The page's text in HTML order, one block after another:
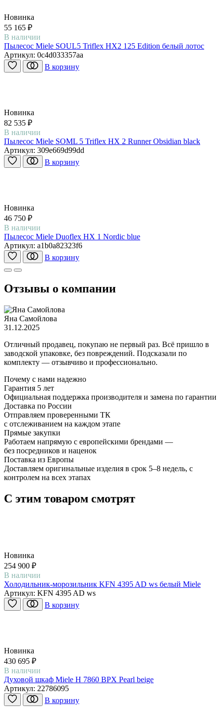
Новинка
55 165 ₽
В наличии
Пылесос Miele SOUL5 Triflex HX2 125 Edition белый лотос
Артикул: 0c4d033357aa
В корзину
Новинка
82 535 ₽
В наличии
Пылесос Miele SOML 5 Triflex HX 2 Runner Obsidian black
Артикул: 309e669d99dd
В корзину
Новинка
46 750 ₽
В наличии
Пылесос Miele Duoflex HX 1 Nordic blue
Артикул: a1b0a82323f6
В корзину
Отзывы о компании
Яна Самойлова
31.12.2025
Отличный продавец, покупаю не первый раз. Всё пришло в
заводской упаковке, без повреждений. Подсказали по
комплекту — отзывчиво и профессионально.
Почему с нами надежно
Гарантия 5 лет
Официальная поддержка производителя и замена по гарантии
Доставка по России
Отправляем проверенными ТК
с отслеживанием на каждом этапе
Прямые закупки
Работаем напрямую с европейскими брендами —
без посредников и наценок
Поставка из Европы
Доставляем оригинальные изделия в срок 5–8 недель, с
контролем на всех этапах
С этим товаром смотрят
Новинка
254 900 ₽
В наличии
Холодильник-морозильник KFN 4395 AD ws белый Miele
Артикул: KFN 4395 AD ws
В корзину
Новинка
430 695 ₽
В наличии
Духовой шкаф Miele H 7860 BPX Pearl beige
Артикул: 22786095
В корзину